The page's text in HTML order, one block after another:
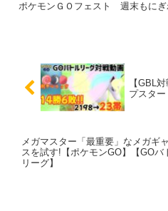
ポケモンＧＯフェスト 週末もにぎ
【GBL
プスター
メガマスター「最重要」なメガギ
スを試す!【ポケモンGO】【GOバ
リーグ】